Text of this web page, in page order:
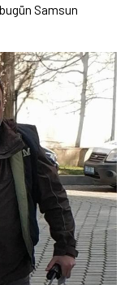
Samsun